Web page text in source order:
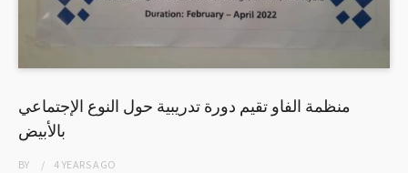
منظمة الفاو تقيم دورة تدريبية حول النوع الإجتماعي
بالأبيض
BY 4 YEARSAGO